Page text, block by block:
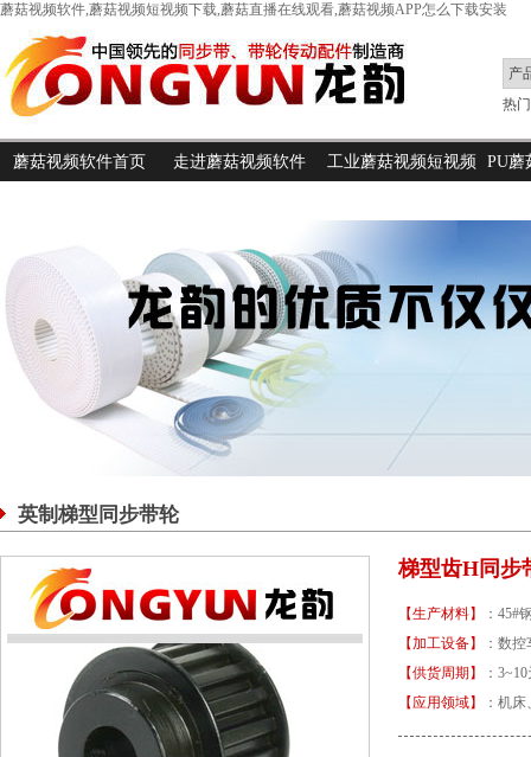
蘑菇视频软件,蘑菇视频短视频下载,蘑菇直播在线观看,蘑菇视频APP怎么下载安装
热门
蘑菇视频软件首页 走进蘑菇视频软件 工业蘑菇视频短视频 PU蘑
英制梯型同步带轮
梯型齿H同步
【生产材料】
：
【加工设备】
：
【供货周期】
：
【应用领域】
：机